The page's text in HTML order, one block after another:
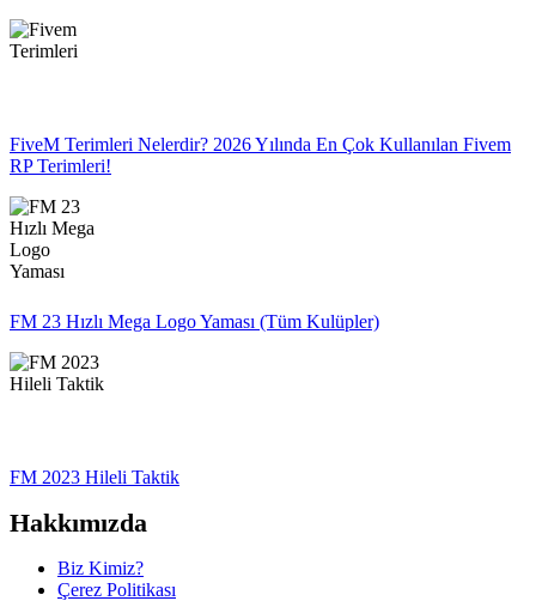
FiveM Terimleri Nelerdir? 2026 Yılında En Çok Kullanılan Fivem
RP Terimleri!
FM 23 Hızlı Mega Logo Yaması (Tüm Kulüpler)
FM 2023 Hileli Taktik
Hakkımızda
Biz Kimiz?
Çerez Politikası